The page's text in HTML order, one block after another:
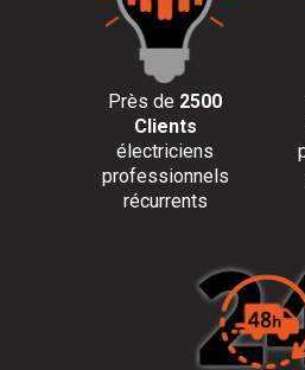
Près de 2500
Clients
électriciens
professionnels
récurrents